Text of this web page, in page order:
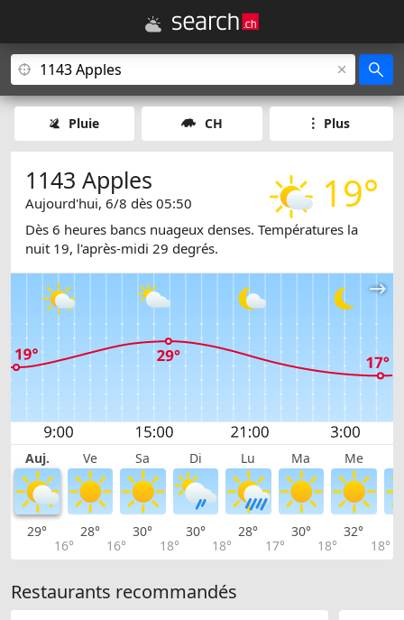
Pluie CH Plus
19°
1143 Apples
Aujourd'hui, 6/8 dès 05:50
Dès 6 heures bancs nuageux denses. Températures la
nuit 19, l'après-midi 29 degrés.
Auj. Ve Sa Di Lu Ma Me
29°
16°
28°
16°
30°
18°
30°
18°
28°
17°
30°
18°
32°
18°
Restaurants recommandés